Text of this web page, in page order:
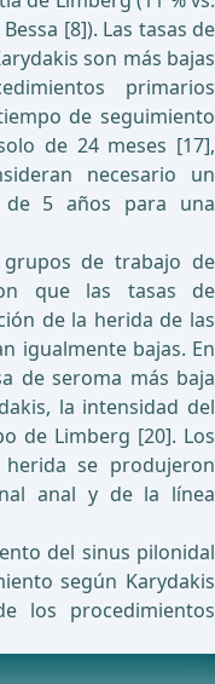
[8]). Las tasas de
son más bajas
primarios
de seguimiento
de 24 meses [17],
necesario un
de 5 años para una
de trabajo de
que las tasas de
de la herida de las
igualmente bajas. En
de seroma más baja
la intensidad del
de Limberg [20]. Los
se produjeron
anal y de la línea
del sinus pilonidal
según Karydakis
los procedimientos